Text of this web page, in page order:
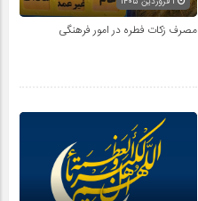
مصرف زکات فطره در امور فرهنگی